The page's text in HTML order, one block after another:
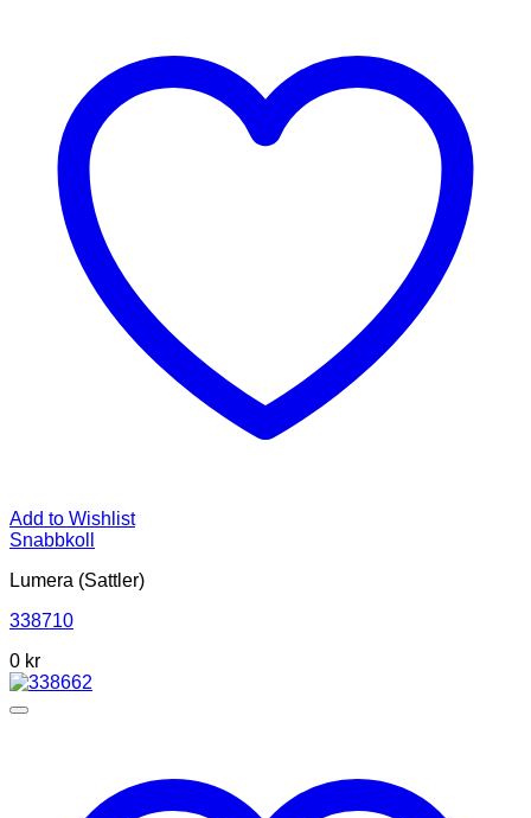
Add to Wishlist
Snabbkoll
Lumera (Sattler)
338710
0 kr